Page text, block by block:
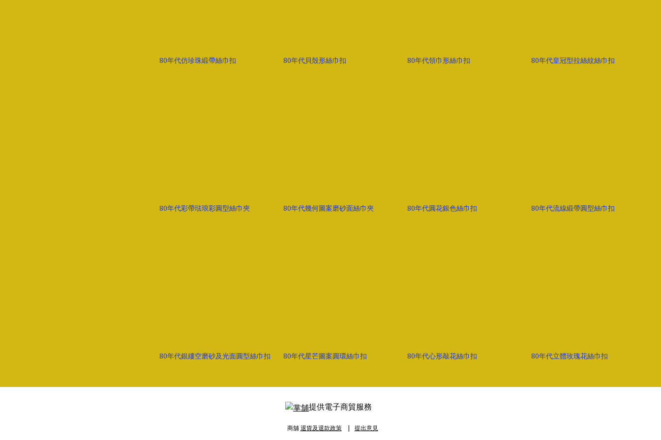
80年代仿珍珠緞帶絲巾扣 80年代貝殼形絲巾扣 80年代領巾形絲巾扣 80年代皇冠型拉絲紋絲巾扣
80年代彩帶琺琅彩圓型絲巾夾 80年代幾何圖案磨砂面絲巾夾 80年代圓花銀色絲巾扣 80年代流線緞帶圓型絲巾扣
80年代銀縷空磨砂及光面圓型絲巾扣 80年代星芒圖案圓環絲巾扣 80年代心形敲花絲巾扣 80年代立體玫瑰花絲巾扣
提供電子商貿服務
商舖退貨及退款政策 提出意見